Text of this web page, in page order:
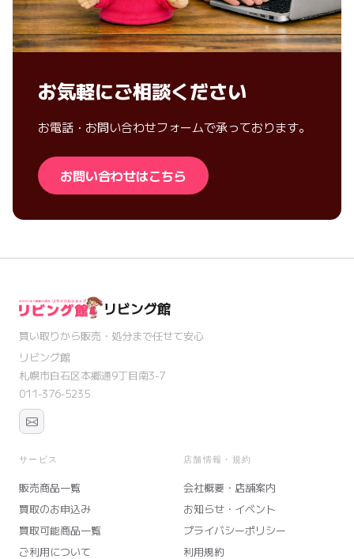
お気軽にご相談ください
お電話・お問い合わせフォームで承っております。
お問い合わせはこちら
リビング館
買い取りから販売・処分まで任せて安心
リビング館
札幌市白石区本郷通9丁目南3-7
011-376-5235
サービス
販売商品一覧
買取のお申込み
買取可能商品一覧
ご利用について
店舗情報・規約
会社概要・店舗案内
お知らせ・イベント
プライバシーポリシー
利用規約